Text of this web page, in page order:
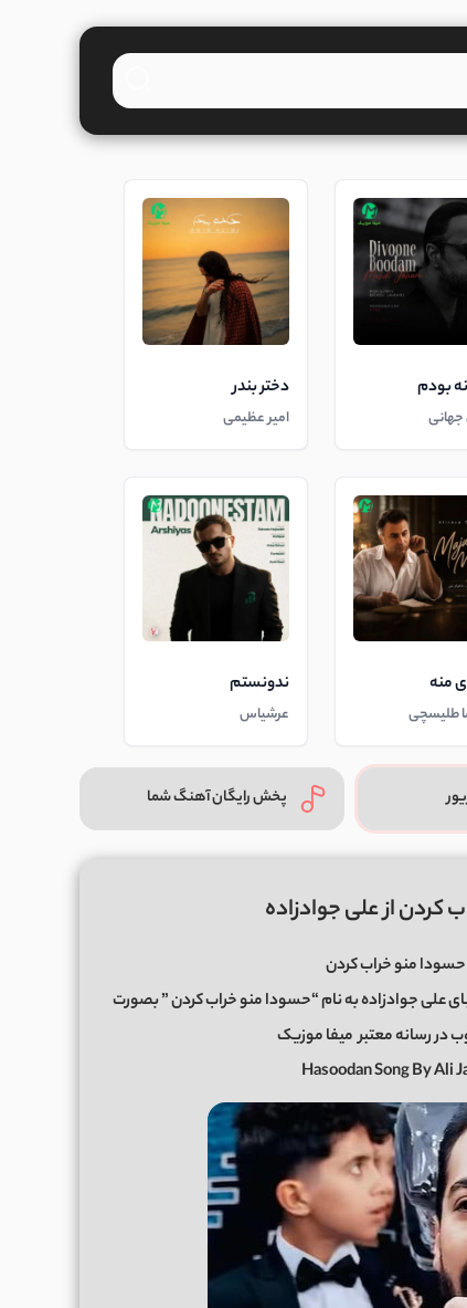
بودم دختر بندر
امیر عظیمی
منه
طلیسچی
ندونستم
عرشیاس
پخش رایگان آهنگ شما
کردن از علی جوادزاده
منو خراب کردن
علی جوادزاده به نام “حسودا منو خراب کردن ” بصورت
میفا موزیک
Hasoodan Song By Ali